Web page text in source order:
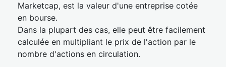
Marketcap, est la valeur d'une entreprise cotée
en bourse.
Dans la plupart des cas, elle peut être facilement
calculée en multipliant le prix de l'action par le
nombre d'actions en circulation.